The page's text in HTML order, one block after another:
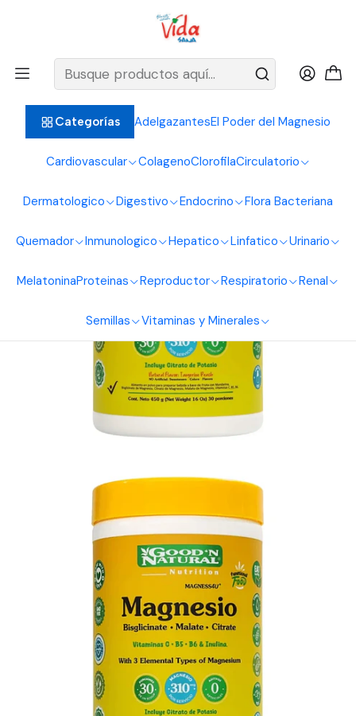
Categorías AdelgazantesEl Poder del Magnesio
Cardiovascular ColagenoClorofilaCirculatorio
Dermatologico Digestivo Endocrino Flora Bacteriana
Quemador Inmunologico Hepatico Linfatico Urinario
MelatoninaProteinas Reproductor Respiratorio Renal
Semillas Vitaminas y Minerales
BIENVENIDOS ALIMENTOS NATURALES VIDA SANA
Magnesio Bisglicinato Malato Citrato 450g Good Natural